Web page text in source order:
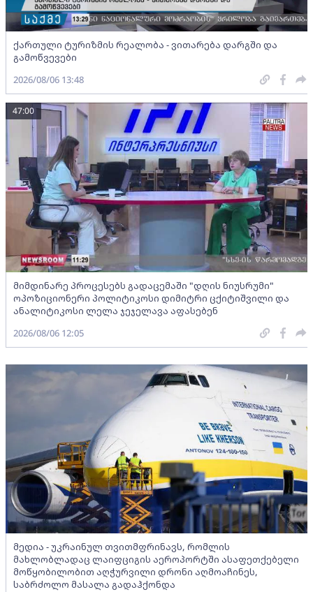
ქართული ტურიზმის რეალობა - ვითარება დარგში და
გამოწვევები
2026/08/06 13:48
მიმდინარე პროცესებს გადაცემაში "დღის ნიუსრუმი"
ოპოზიციონერი პოლიტიკოსი დიმიტრი ცქიტიშვილი და
ანალიტიკოსი ლელა ჯეჯელავა აფასებენ
47:00
2026/08/06 12:05
მედია - უკრაინულ თვითმფრინავს, რომლის
მახლობლადაც ლაიფციგის აეროპორტში ასაფეთქებელი
მოწყობილობით აღჭურვილი დრონი აღმოაჩინეს,
საბრძოლო მასალა გადაჰქონდა